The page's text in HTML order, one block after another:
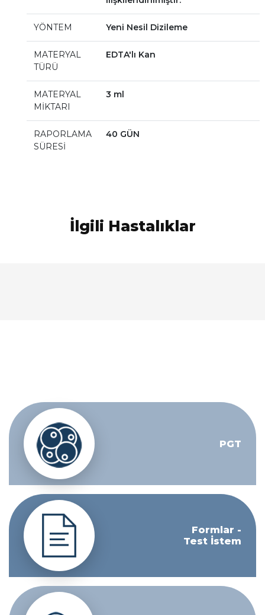
YÖNTEM Yeni Nesil Dizileme
MATERYAL
TÜRÜ
EDTA'lı Kan
MATERYAL
MİKTARI
3 ml
RAPORLAMA
SÜRESİ
40 GÜN
İlgili Hastalıklar
PGT
Formlar -
Test İstem